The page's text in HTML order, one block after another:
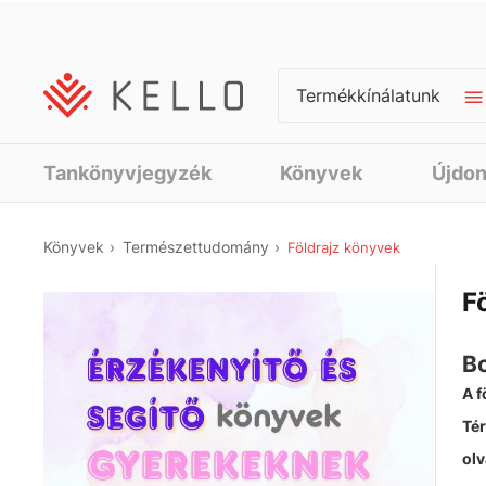
Termékkínálatunk
Tankönyvjegyzék Könyvek
Könyvek Természettudomány Földrajz könyvek
A